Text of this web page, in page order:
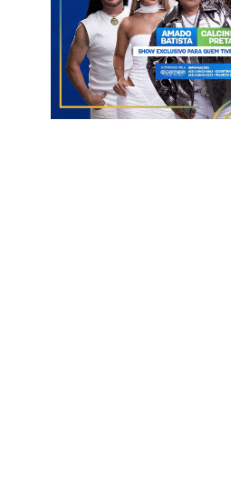
Atacante Rogério
Seleção